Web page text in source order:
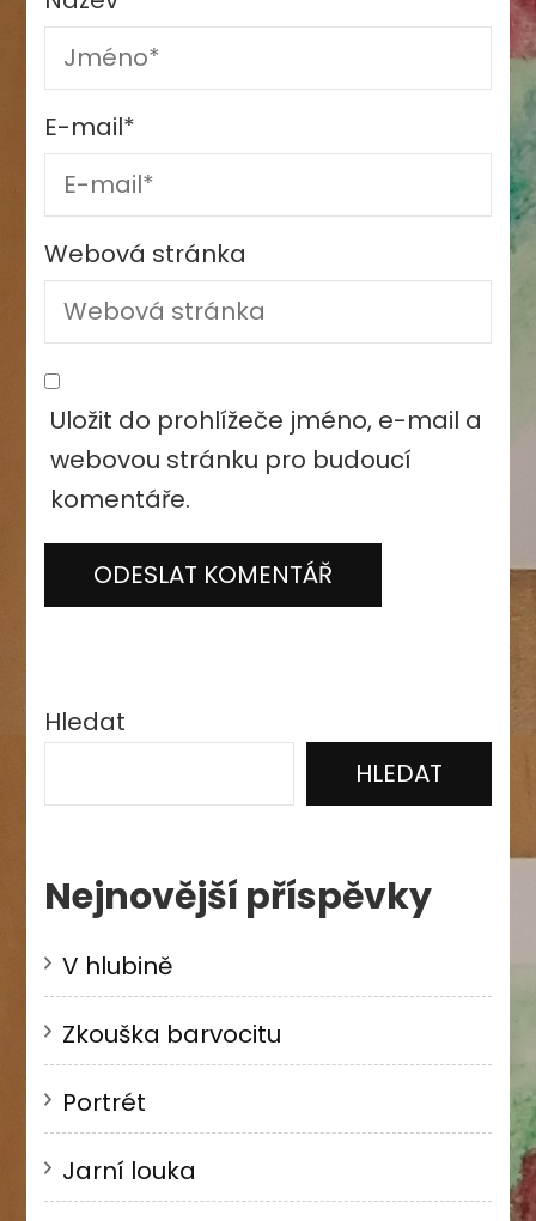
E-mail*
Webová stránka
Uložit do prohlížeče jméno, e-mail a
webovou stránku pro budoucí
komentáře.
Hledat
HLEDAT
Nejnovější příspěvky
V hlubině
Zkouška barvocitu
Portrét
Jarní louka